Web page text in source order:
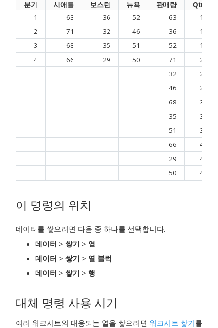
분기
시애틀 보스턴 뉴욕 판매량
Qtr
1
63 36 52 63
1
2
71 32 46 36
1
3
68 35 51 52
1
4
66 29 50 71
2
32
2
46
2
68
3
35
3
51
3
66
4
29
4
50
4
이 명령의 위치
데이터를 쌓으려면 다음 중 하나를 선택합니다.
데이터 > 쌓기 > 열
데이터 > 쌓기 > 열 블럭
데이터 > 쌓기 > 행
대체 명령 사용 시기
여러 워크시트의 대응되는 열을 쌓으려면 워크시트 쌓기를